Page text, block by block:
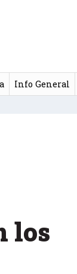
Info General
los